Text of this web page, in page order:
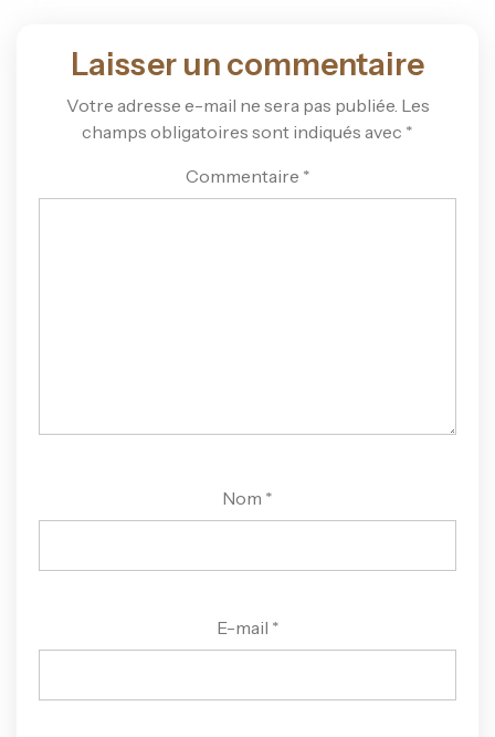
Laisser un commentaire
Votre adresse e-mail ne sera pas publiée. Les
champs obligatoires sont indiqués avec *
Commentaire *
Nom *
E-mail *